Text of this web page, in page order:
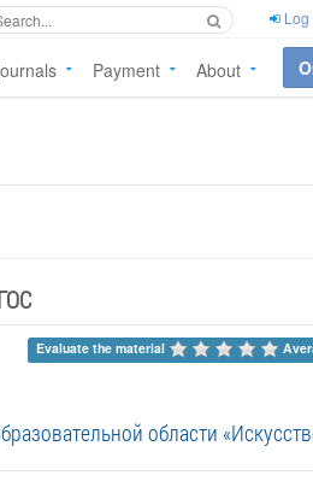
Log
Payment About
Evaluate the material
области